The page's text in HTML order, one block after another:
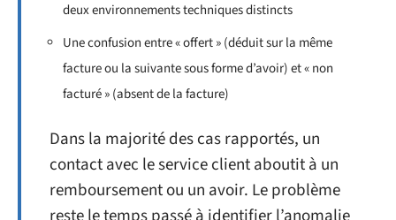
deux environnements techniques distincts
Une confusion entre « offert » (déduit sur la même
facture ou la suivante sous forme d’avoir) et « non
facturé » (absent de la facture)
Dans la majorité des cas rapportés, un
contact avec le service client aboutit à un
remboursement ou un avoir. Le problème